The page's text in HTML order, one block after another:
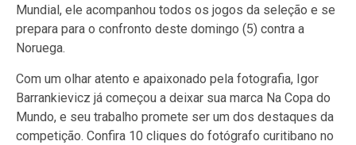
Mundial, ele acompanhou todos os jogos da seleção e se
prepara para o confronto deste domingo (5) contra a
Noruega.
Com um olhar atento e apaixonado pela fotografia, Igor
Barrankievicz já começou a deixar sua marca Na Copa do
Mundo, e seu trabalho promete ser um dos destaques da
competição. Confira 10 cliques do fotógrafo curitibano no